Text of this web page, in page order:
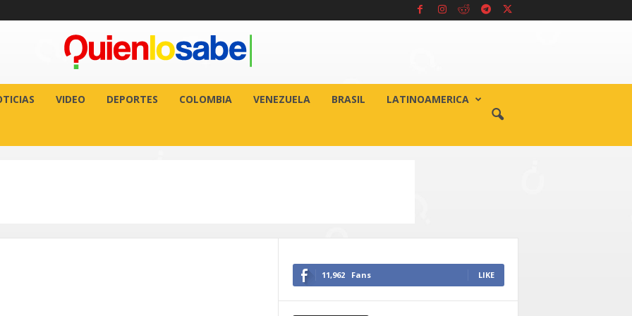
VIDEO DEPORTES COLOMBIA VENEZUELA BRASIL LATINOAMERICA
11,962 Fans LIKE